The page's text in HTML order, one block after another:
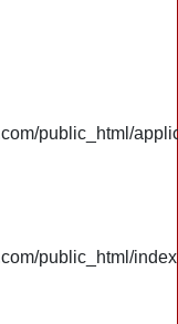
public_html/
public_html/